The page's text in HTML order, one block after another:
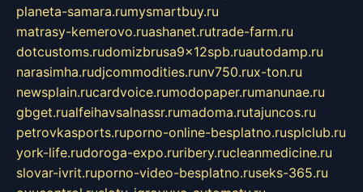
planeta-samara.rumysmartbuy.ru
matrasy-kemerovo.ruashanet.rutrade-farm.ru
dotcustoms.rudomizbrusa9x12spb.ruautodamp.ru
narasimha.rudjcommodities.runv750.rux-ton.ru
newsplain.rucardvoice.rumodopaper.rumanunae.ru
gbget.rualfeihavsalnassr.rumadoma.rutajuncos.ru
petrovkasports.ruporno-online-besplatno.rusplclub.ru
york-life.rudoroga-expo.ruribery.rucleanmedicine.ru
slovar-ivrit.ruporno-video-besplatno.ruseks-365.ru